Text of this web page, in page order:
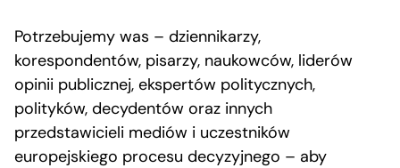
Potrzebujemy was – dziennikarzy,
korespondentów, pisarzy, naukowców, liderów
opinii publicznej, ekspertów politycznych,
polityków, decydentów oraz innych
przedstawicieli mediów i uczestników
europejskiego procesu decyzyjnego – aby